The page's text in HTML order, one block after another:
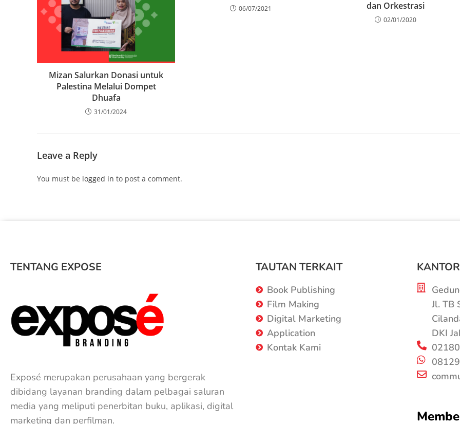
Mizan Salurkan Donasi untuk
Palestina Melalui Dompet
Dhuafa
31/01/2024
06/07/2021
dan Orkestrasi
02/01/2020
Leave a Reply
You must be logged in to post a comment.
TENTANG EXPOSE
Exposé merupakan perusahaan yang bergerak
dibidang layanan branding dalam pelbagai saluran
media yang meliputi penerbitan buku, aplikasi, digital
marketing dan perfilman.
TAUTAN TERKAIT
Book Publishing
Film Making
Digital Marketing
Application
Kontak Kami
Jl. TB
DKI